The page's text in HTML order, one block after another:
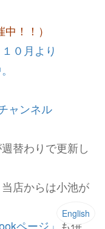
！！）
０月より
ャンネル
替わりで更新し
店からは小池が
ページ」 も併
English